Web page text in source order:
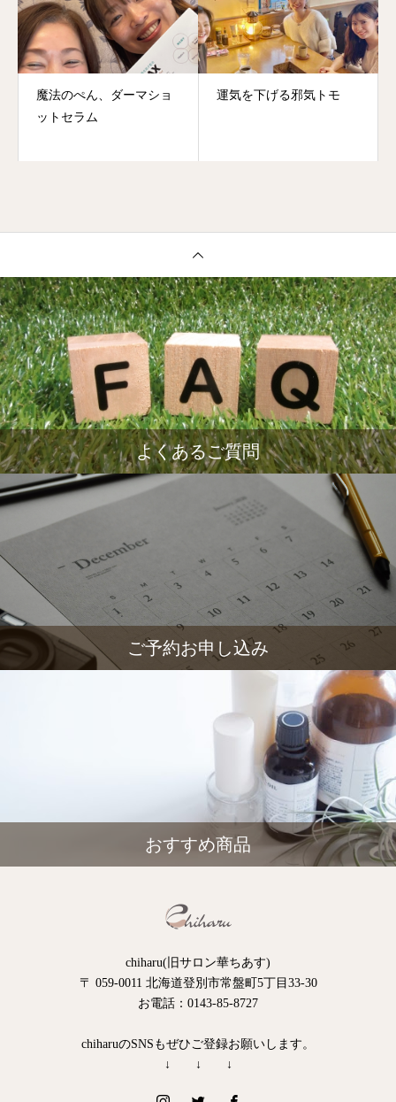
魔法のぺん、ダーマショ
ットセラム
運気を下げる邪気トモ
よくあるご質問
ご予約お申し込み
おすすめ商品
chiharu(旧サロン華ちあす)
〒 059-0011 北海道登別市常盤町5丁目33-30
お電話：0143-85-8727
chiharuのSNSもぜひご登録お願いします。
↓ ↓ ↓